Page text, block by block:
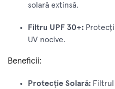
solară extinsă.
Filtru UPF 30+:
UV nocive.
Beneficii:
Protecție Solară: Filtrul